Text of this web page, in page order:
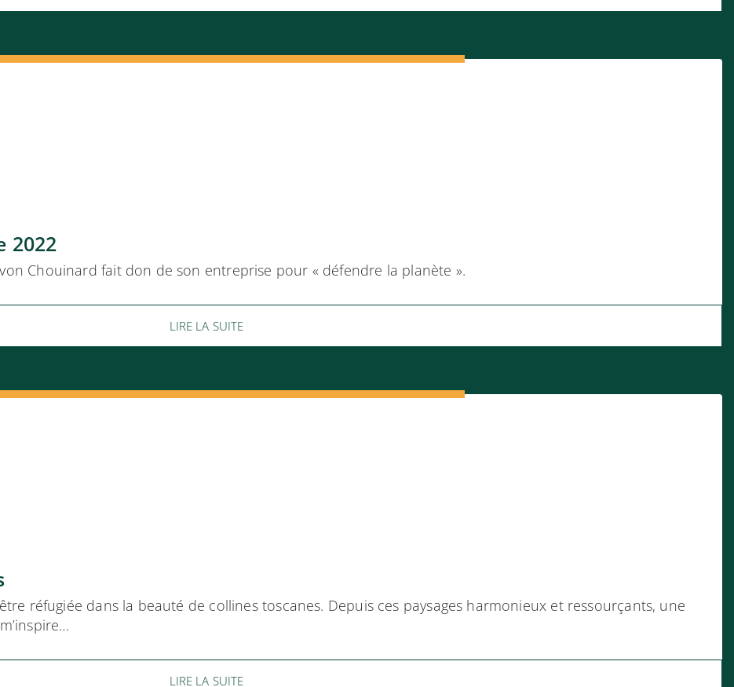
2022
Chouinard fait don de son entreprise pour « défendre la planète ».
LIRE LA SUITE
réfugiée dans la beauté de collines toscanes. Depuis ces paysages harmonieux et ressourçants, une
LIRE LA SUITE